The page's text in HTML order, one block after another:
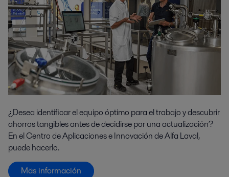
¿Desea identificar el equipo óptimo para el trabajo y descubrir
ahorros tangibles antes de decidirse por una actualización?
En el Centro de Aplicaciones e Innovación de Alfa Laval,
puede hacerlo.
Mäs información